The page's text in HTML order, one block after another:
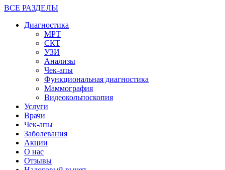
ВСЕ РАЗДЕЛЫ
Диагностика
МРТ
СКТ
УЗИ
Анализы
Чек-апы
Функциональная диагностика
Маммография
Видеокольпоскопия
Услуги
Врачи
Чек-апы
Заболевания
Акции
О нас
Отзывы